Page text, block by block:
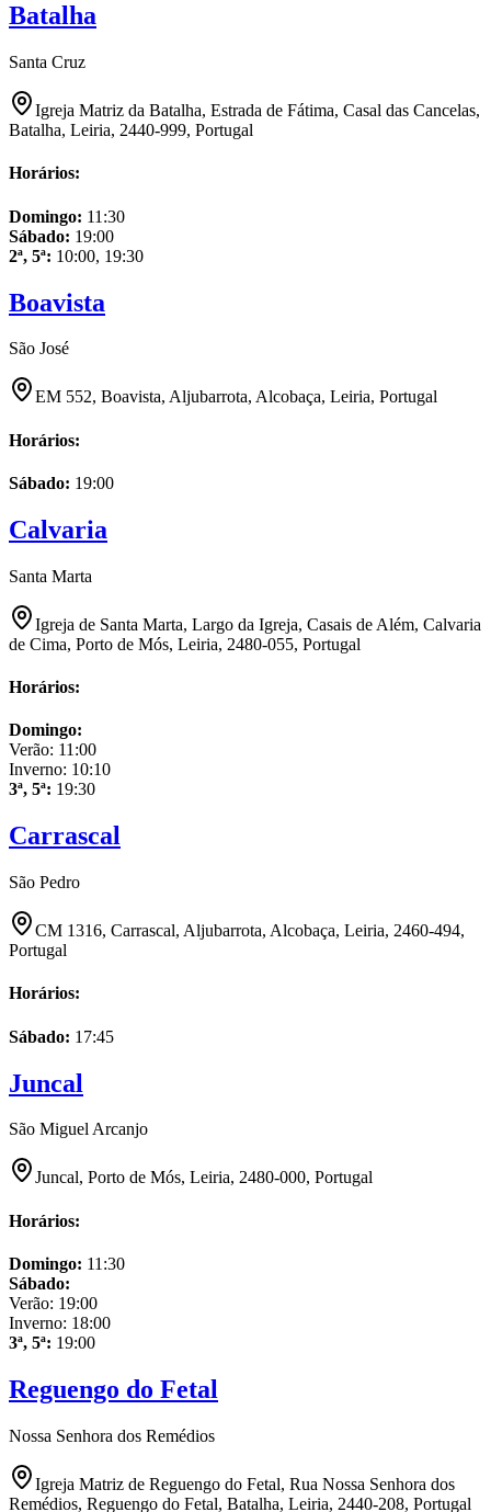
Batalha
Santa Cruz
Igreja Matriz da Batalha, Estrada de Fátima, Casal das Cancelas,
Batalha, Leiria, 2440-999, Portugal
Horários:
Domingo: 11:30
Sábado: 19:00
2ª, 5ª: 10:00, 19:30
Boavista
São José
EM 552, Boavista, Aljubarrota, Alcobaça, Leiria, Portugal
Horários:
Sábado: 19:00
Calvaria
Santa Marta
Igreja de Santa Marta, Largo da Igreja, Casais de Além, Calvaria
de Cima, Porto de Mós, Leiria, 2480-055, Portugal
Horários:
Domingo:
Verão: 11:00
Inverno: 10:10
3ª, 5ª: 19:30
Carrascal
São Pedro
CM 1316, Carrascal, Aljubarrota, Alcobaça, Leiria, 2460-494,
Portugal
Horários:
Sábado: 17:45
Juncal
São Miguel Arcanjo
Juncal, Porto de Mós, Leiria, 2480-000, Portugal
Horários:
Domingo: 11:30
Sábado:
Verão: 19:00
Inverno: 18:00
3ª, 5ª: 19:00
Reguengo do Fetal
Nossa Senhora dos Remédios
Igreja Matriz de Reguengo do Fetal, Rua Nossa Senhora dos
Remédios, Reguengo do Fetal, Batalha, Leiria, 2440-208, Portugal